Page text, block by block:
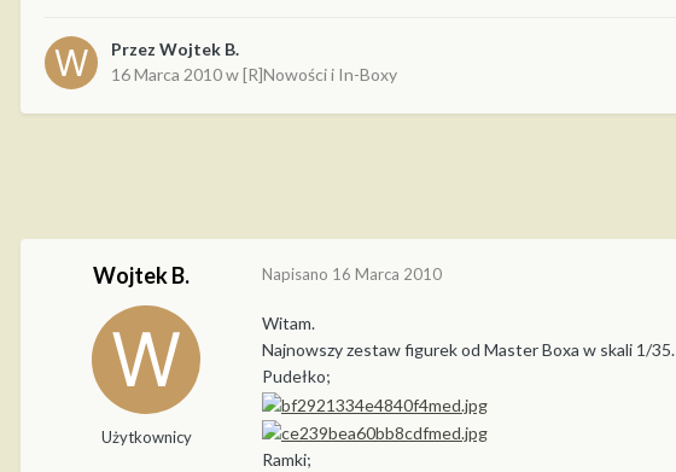
Przez Wojtek B.
16 Marca 2010w[R]Nowości i In-Boxy
Wojtek B.
Użytkownicy
Napisano 16 Marca 2010
Witam.
Najnowszy zestaw figurek od Master Boxa w skali 1/35.
Pudełko;
Ramki;